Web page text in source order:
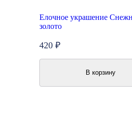
Елочное украшение
золото
420 ₽
В корзину